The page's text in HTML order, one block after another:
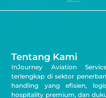
Tentang Kami
InJourney Aviation
terlengkap di sektor
handling yang efisien,
hospitality premium, dan